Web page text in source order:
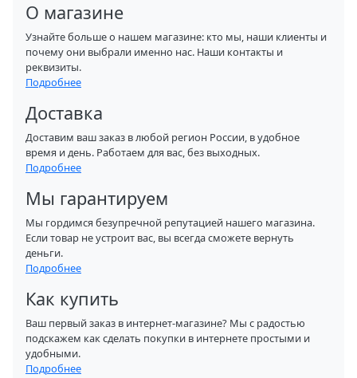
О магазине
Узнайте больше о нашем магазине: кто мы, наши клиенты и
почему они выбрали именно нас. Наши контакты и
реквизиты.
Подробнее
Доставка
Доставим ваш заказ в любой регион России, в удобное
время и день. Работаем для вас, без выходных.
Подробнее
Мы гарантируем
Мы гордимся безупречной репутацией нашего магазина.
Если товар не устроит вас, вы всегда сможете вернуть
деньги.
Подробнее
Как купить
Ваш первый заказ в интернет-магазине? Мы с радостью
подскажем как сделать покупки в интернете простыми и
удобными.
Подробнее